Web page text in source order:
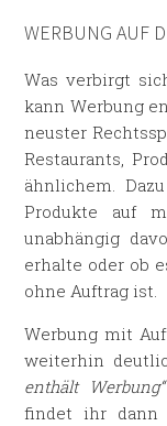
WERBUNG AUF
Was verbirgt
kann Werbung
neuster
Restaurants,
ähnlichem.
Produkte auf
unabhängig
erhalte oder ob
ohne Auftrag ist.
Werbung mit
weiterhin
enthält Werbung“
findet ihr dann